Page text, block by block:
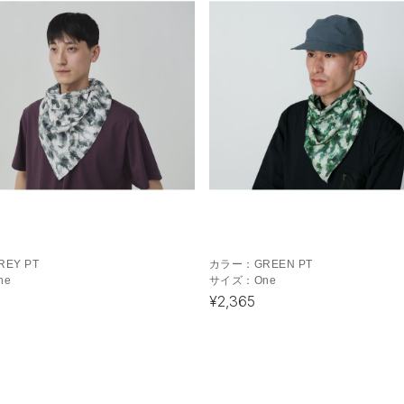
PT
カラー： GREEN PT
サイズ： One
¥2,365